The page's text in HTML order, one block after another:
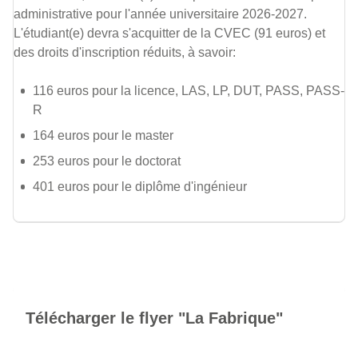
administrative pour l'année universitaire 2026-2027.
L'étudiant(e) devra s'acquitter de la CVEC (91 euros) et
des droits d'inscription réduits, à savoir:
116 euros pour la licence, LAS, LP, DUT, PASS, PASS-
R
164 euros pour le master
253 euros pour le doctorat
401 euros pour le diplôme d'ingénieur
Télécharger le flyer "La Fabrique"